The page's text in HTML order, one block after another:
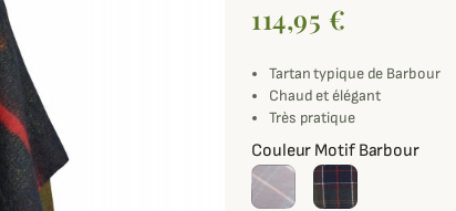
114,95 €
Tartan typique de Barbour
Chaud et élégant
Très pratique
Couleur Motif Barbour